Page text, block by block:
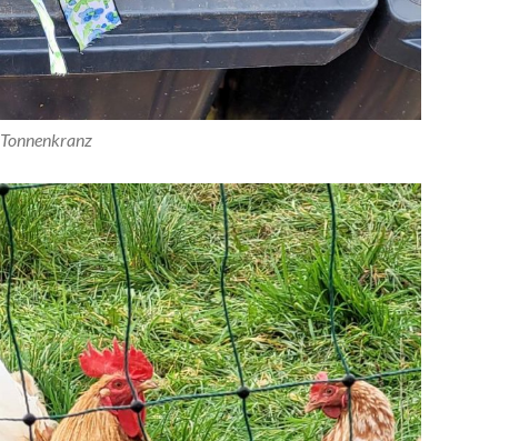
Tonnenkranz